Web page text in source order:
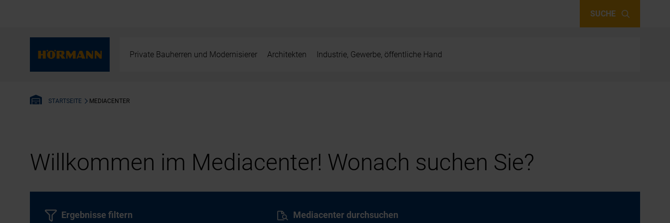
SUCHE
Private Bauherren und Modernisierer Architekten Industrie, Gewerbe, öffentliche Hand
STARTSEITE MEDIACENTER
Willkommen im Mediacenter! Wonach suchen Sie?
Mediacenter durchsuchen
Ergebnisse filtern